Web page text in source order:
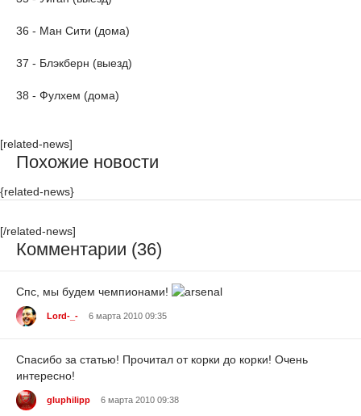
36 - Ман Сити (дома)
37 - Блэкберн (выезд)
38 - Фулхем (дома)
[related-news]
Похожие новости
{related-news}
[/related-news]
Комментарии (36)
Cпс, мы будем чемпионами!
Lord-_- 6 марта 2010 09:35
Спасибо за статью! Прочитал от корки до корки! Очень
интересно!
gluphilipp 6 марта 2010 09:38